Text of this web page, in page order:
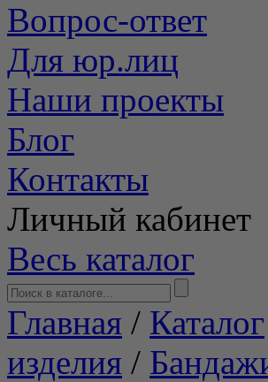
Вопрос-ответ
Для юр.лиц
Наши проекты
Блог
Контакты
Личный кабинет
Весь каталог
Главная / Каталог
изделия /